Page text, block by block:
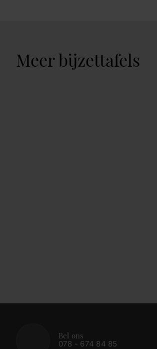
Meer bijzettafels
Bel ons
078 - 674 84 85